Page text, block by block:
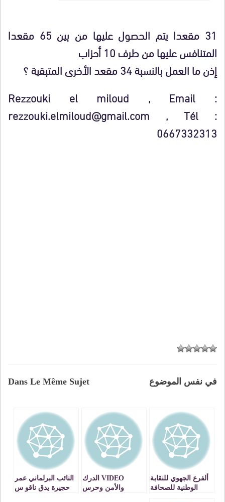
31 مقعدا يتم الحصول عليها من بين 65 مقعدا
المتنافس عليها من طرف 10 أحزاب
إذن ما العمل بالنسبة 34 مقعد الأخرى المتبقية ؟
Rezzouki el miloud , Email :
rezzouki.elmiloud@gmail.com , Tél :
0667332313
Dans Le Même Sujet في نفس الموضوع
ألفرع الجهوي للنقابة
الوطنية للصحافة
VIDEO الدرك
والأمن وحرس
النائب البرلماني عمر
حجيرة يدق ناقو س